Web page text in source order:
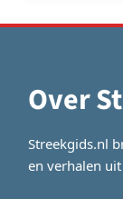
Over
Streekgids.nl
en verhalen uit